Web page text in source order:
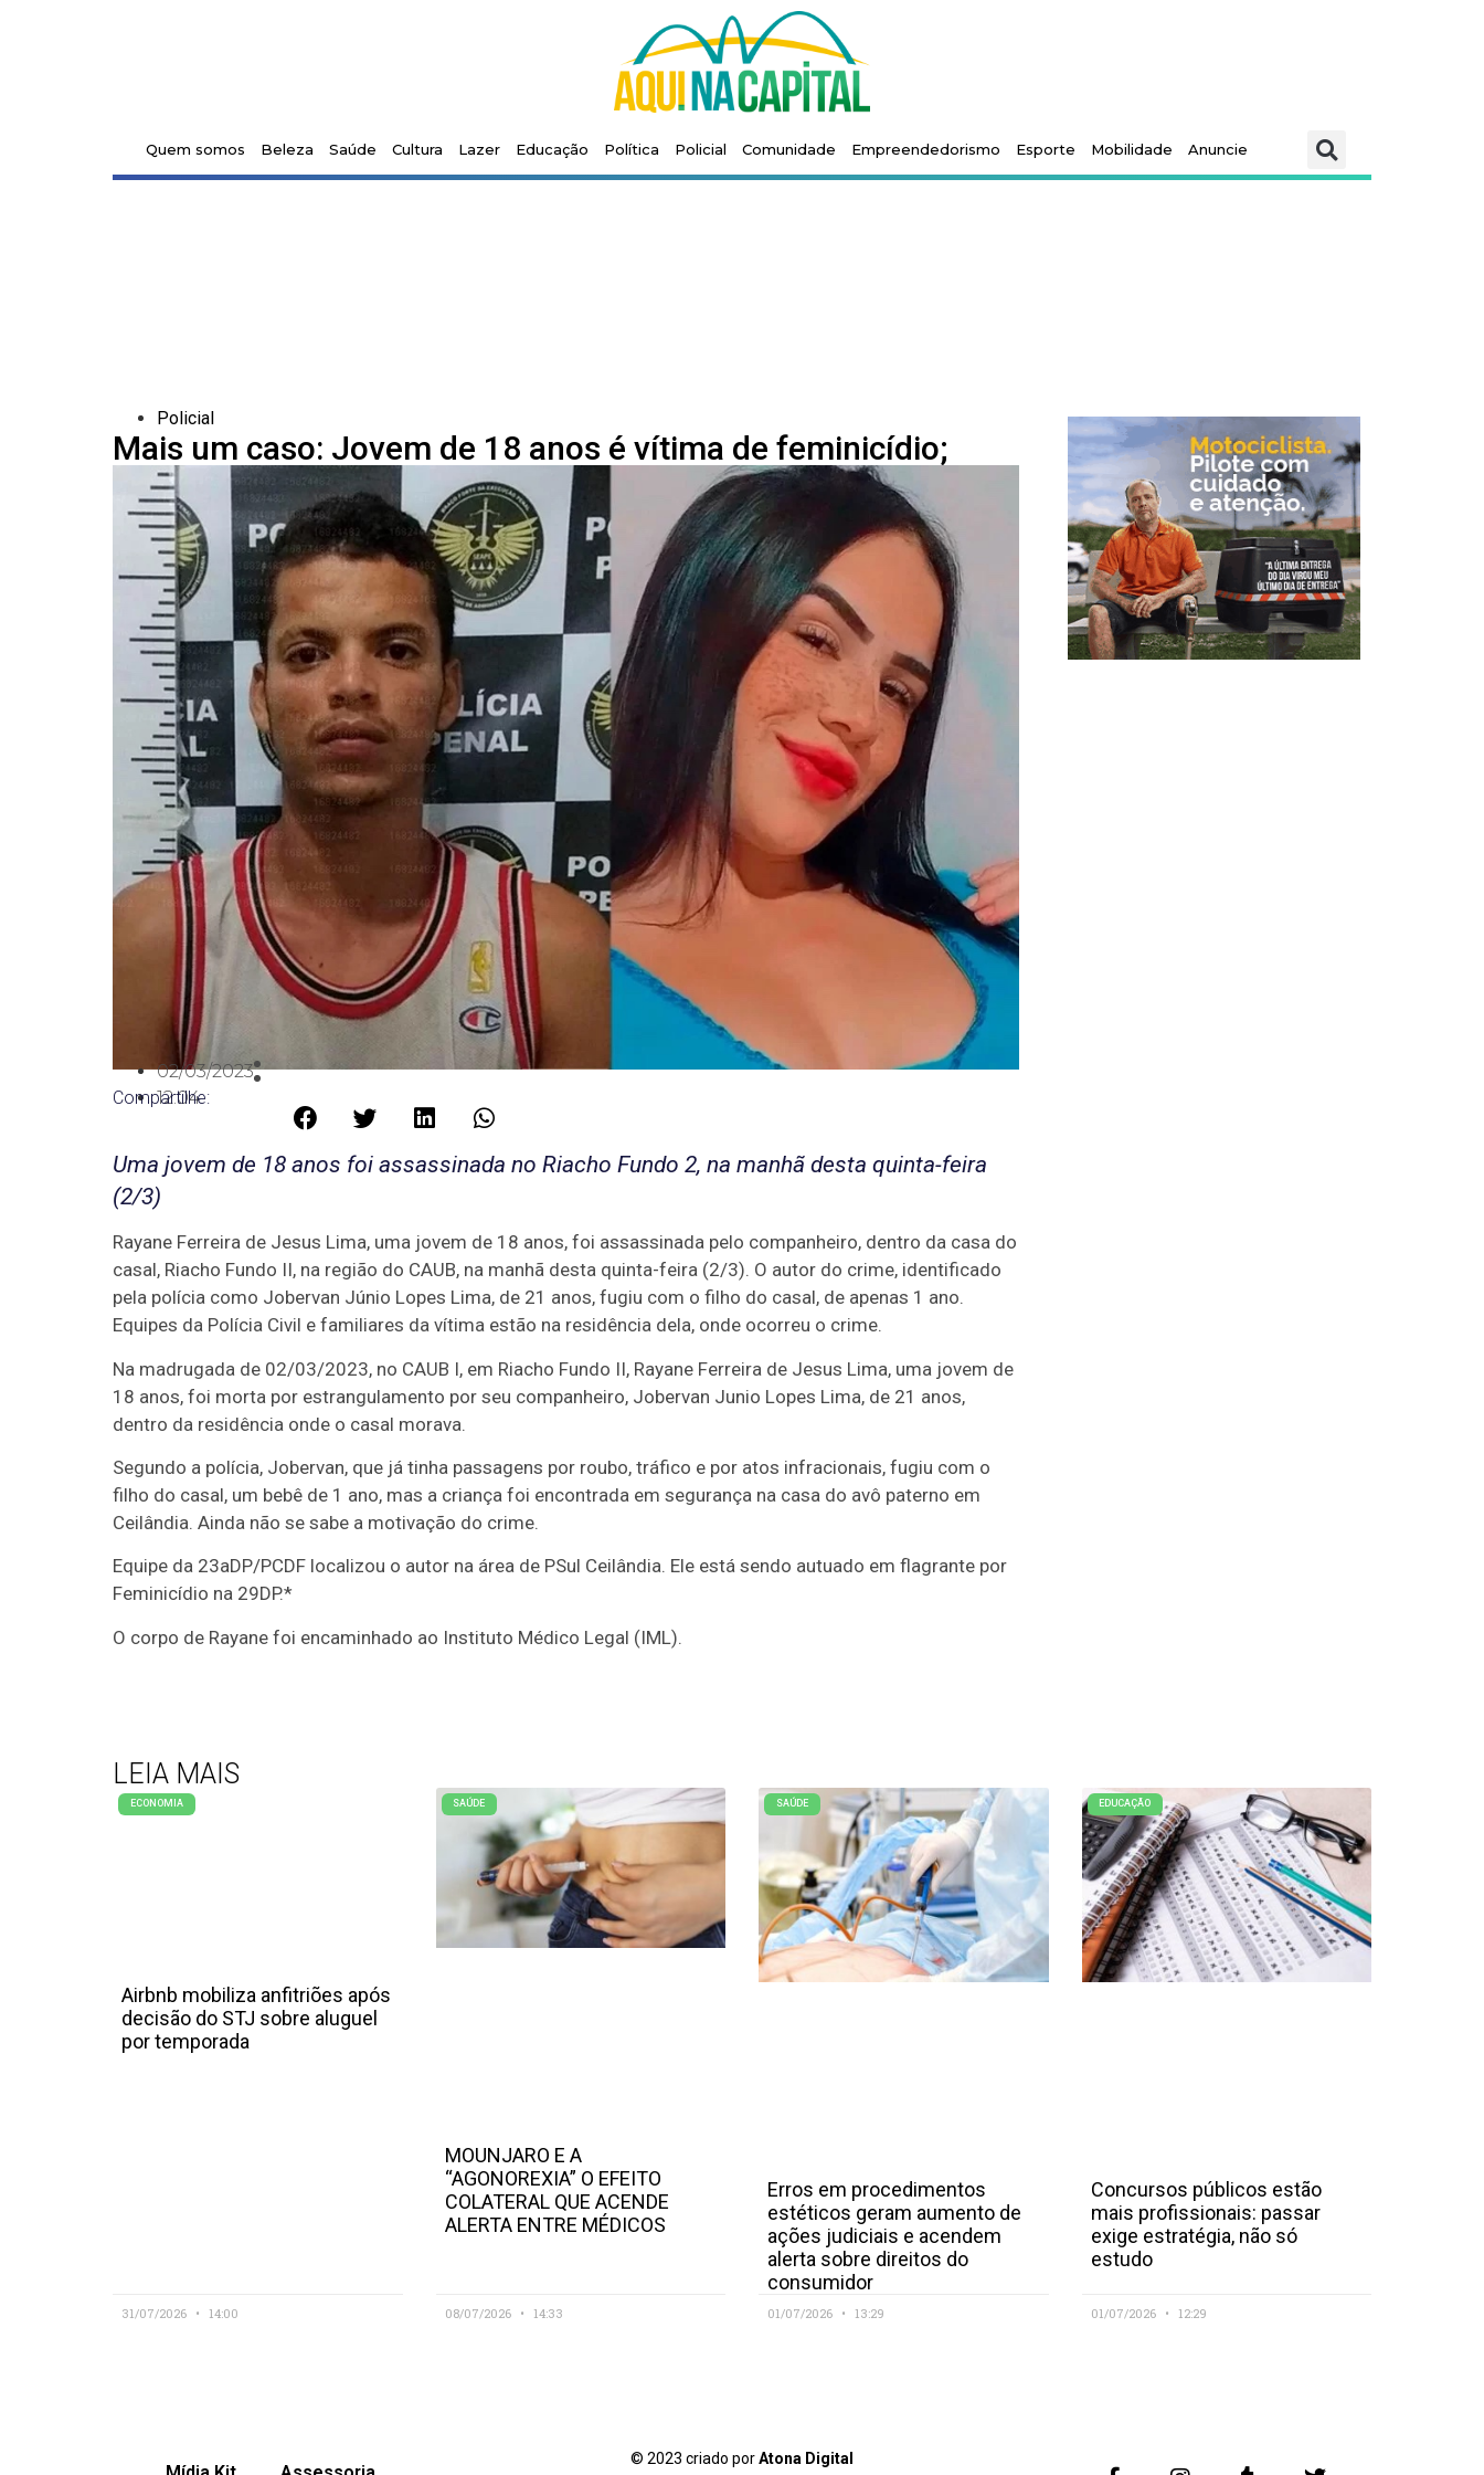
Quem somos Beleza Saúde Cultura Lazer Educação Política Policial Comunidade Empreendedorismo Esporte Mobilidade Anuncie
Policial
Mais um caso: Jovem de 18 anos é vítima de feminicídio;
02/03/2023
12:04
Compartilhe:
Uma jovem de 18 anos foi assassinada no Riacho Fundo 2, na manhã desta quinta-feira
(2/3)
Rayane Ferreira de Jesus Lima, uma jovem de 18 anos, foi assassinada pelo companheiro, dentro da casa do
casal, Riacho Fundo II, na região do CAUB, na manhã desta quinta-feira (2/3). O autor do crime, identificado
pela polícia como Jobervan Júnio Lopes Lima, de 21 anos, fugiu com o filho do casal, de apenas 1 ano.
Equipes da Polícia Civil e familiares da vítima estão na residência dela, onde ocorreu o crime.
Na madrugada de 02/03/2023, no CAUB I, em Riacho Fundo II, Rayane Ferreira de Jesus Lima, uma jovem de
18 anos, foi morta por estrangulamento por seu companheiro, Jobervan Junio Lopes Lima, de 21 anos,
dentro da residência onde o casal morava.
Segundo a polícia, Jobervan, que já tinha passagens por roubo, tráfico e por atos infracionais, fugiu com o
filho do casal, um bebê de 1 ano, mas a criança foi encontrada em segurança na casa do avô paterno em
Ceilândia. Ainda não se sabe a motivação do crime.
Equipe da 23aDP/PCDF localizou o autor na área de PSul Ceilândia. Ele está sendo autuado em flagrante por
Feminicídio na 29DP.*
O corpo de Rayane foi encaminhado ao Instituto Médico Legal (IML).
LEIA MAIS
ECONOMIA
Airbnb mobiliza anfitriões após
decisão do STJ sobre aluguel
por temporada
31/07/2026 14:00
SAÚDE
MOUNJARO E A
“AGONOREXIA” O EFEITO
COLATERAL QUE ACENDE
ALERTA ENTRE MÉDICOS
08/07/2026 14:33
SAÚDE
Erros em procedimentos
estéticos geram aumento de
ações judiciais e acendem
alerta sobre direitos do
consumidor
01/07/2026 13:29
EDUCAÇÃO
Concursos públicos estão
mais profissionais: passar
exige estratégia, não só
estudo
01/07/2026 12:29
© 2023 criado porAtona Digital